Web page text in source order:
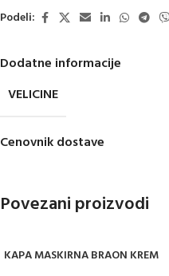
Podeli:
Dodatne informacije
VELICINE
Cenovnik dostave
Povezani proizvodi
KAPA MASKIRNA BRAON KREM